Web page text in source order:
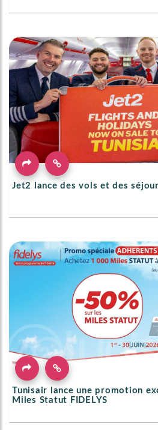
Jet2 lance des vols et des
Tunisair lance une promotion
Miles Statut FIDELYS